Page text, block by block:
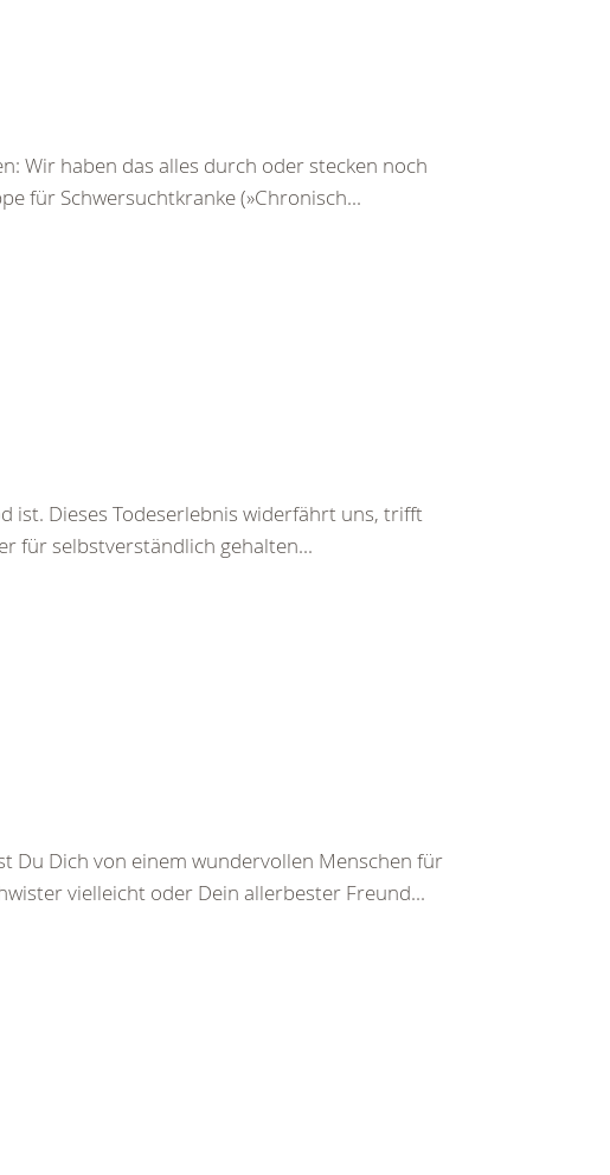
Wir haben das alles durch oder stecken noch
für Schwersuchtkranke (»Chronisch...
ist. Dieses Todeserlebnis widerfährt uns, trifft
für selbstverständlich gehalten...
Du Dich von einem wundervollen Menschen für
vielleicht oder Dein allerbester Freund...